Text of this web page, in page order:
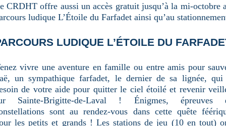
CRDHT offre aussi un accès gratuit jusqu’à la mi-octobre
ludique L’Étoile du Farfadet ainsi qu’au
LUDIQUE L’ÉTOILE DU
vivre une aventure en famille ou entre amis pour
un sympathique farfadet, le dernier de sa lignée, qui
de votre aide pour quitter le ciel étoilé et revenir
Sainte-Brigitte-de-Laval ! Énigmes, épreuves
sont au rendez-vous dans cette quête
les petits et grands ! Les stations de jeu (10 en tout)